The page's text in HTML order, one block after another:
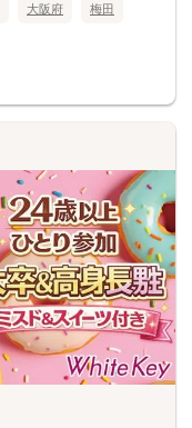
大阪府 梅田